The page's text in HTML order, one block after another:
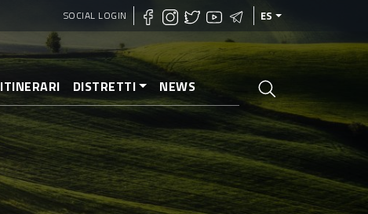
SOCIAL LOGIN ES
ITINERARI DISTRETTI NEWS